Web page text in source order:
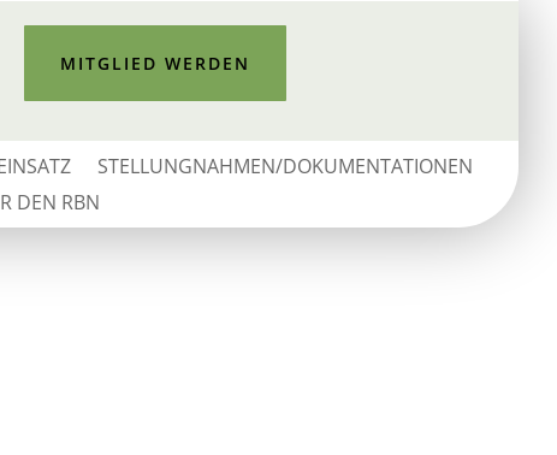
MITGLIED WERDEN
STELLUNGNAHMEN/DOKUMENTATIONEN
DEN RBN